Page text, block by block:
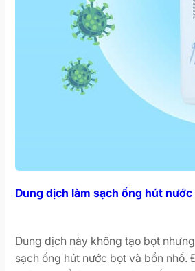
Dung dịch làm sạch ống hút nước
Dung dịch này không tạo bọt
sạch ống hút nước bọt và bồn nhổ.